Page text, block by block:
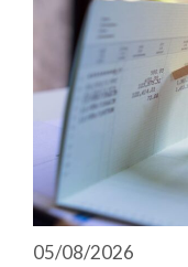
05/08/2026